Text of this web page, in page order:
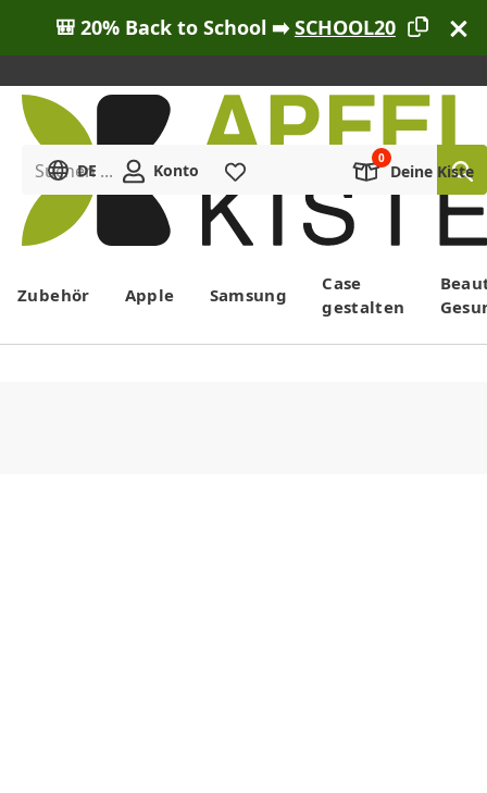
🎒 20% Back to School ➡️SCHOOL20
Menü
Suchen ...
DE Konto Deine Kiste
Zubehör Apple Samsung
Case
gestalten